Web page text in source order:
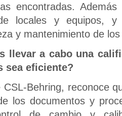
encontradas.
locales y equipos, y
y mantenimiento de
llevar a cabo una
sea eficiente?
CSL-Behring, reconoce
los documentos y